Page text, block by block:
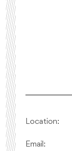
Location:
Email: